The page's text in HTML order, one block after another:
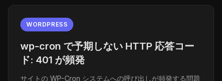
WORDPRESS
wp-cron で予期しない HTTP 応答コー
ド: 401 が頻発
サイトの WP-Cron システムへの呼び出しが頻発する問題